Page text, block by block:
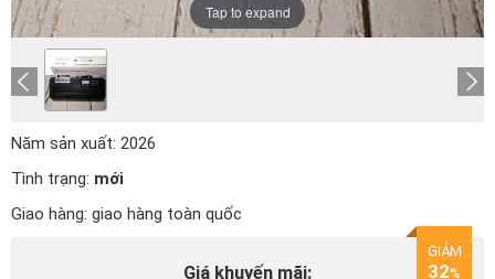
Tap to expand
Năm sản xuất: 2026
Tình trạng: mới
Giao hàng: giao hàng toàn quốc
Giá khuyến mãi:
GIẢM
32%